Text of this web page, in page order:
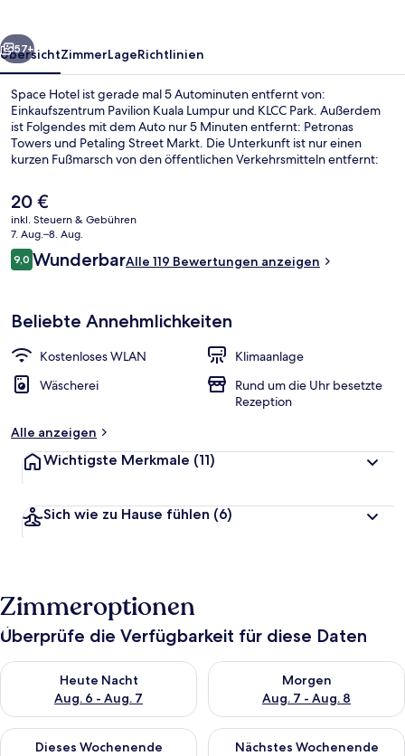
Weiter
57+
ÜbersichtZimmerLageRichtlinien
Space Hotel ist gerade mal 5 Autominuten entfernt von:
Einkaufszentrum Pavilion Kuala Lumpur und KLCC Park. Außerdem
ist Folgendes mit dem Auto nur 5 Minuten entfernt: Petronas
Towers und Petaling Street Markt. Die Unterkunft ist nur einen
kurzen Fußmarsch von den öffentlichen Verkehrsmitteln entfernt:
bzw. 12 Minuten (LRT-Station Plaza Rakyat).
Der
aktuelle
Preis
beträgt
20 €.
20 €
inkl. Steuern & Gebühren
7. Aug.–8. Aug.
Bewertungen
9,09,0 von 10.
WunderbarAlle 119 Bewertungen anzeigen
Beliebte Annehmlichkeiten
Kostenloses WLAN
Klimaanlage
Wäscherei
Rund um die Uhr besetzte
Rezeption
Alle anzeigen
Wichtigste Merkmale (11)
Sich wie zu Hause fühlen (6)
Zimmeroptionen
Überprüfe die Verfügbarkeit für diese Daten
Heute Nacht
Aug. 6 - Aug. 7
Überprüfe die Verfügbarkeit für heute Nacht, Aug. 6 - Aug. 7.
Morgen
Aug. 7 - Aug. 8
Überprüfe die Verfügbarkeit
Dieses Wochenende
Überprüfe die Verfügbarkeit für dieses Wochenende, Aug. 7
Nächstes Wochenende
Überprüfe die Verfügbarkeit